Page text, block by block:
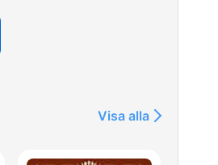
Visa alla